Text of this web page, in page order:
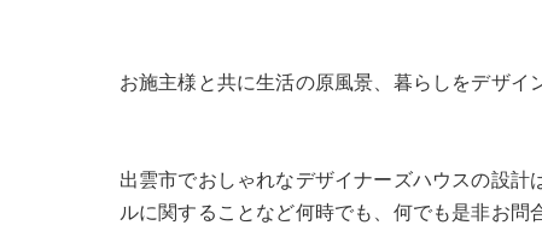
お施主様と共に生活の原風景、暮らしをデザイ
出雲市でおしゃれなデザイナーズハウスの設
ルに関することなど何時でも、何でも是非お問